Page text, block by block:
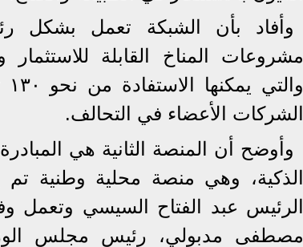
وأفاد بأن الشبكة تعمل بشكل
مشروعات المناخ القابلة للاستثمار
الشركات الأعضاء في التحالف.
وأوضح أن المنصة الثانية هي
الذكية، وهي منصة محلية وطنية
الرئيس عبد الفتاح السيسي وتعمل